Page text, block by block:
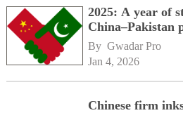
2025: A year of
China–Pakistan
By Gwadar Pro
Jan 4, 2026
Chinese firm